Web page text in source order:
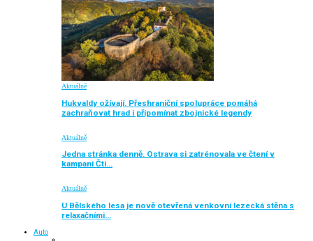
Aktuálně
Hukvaldy ožívají. Přeshraniční spolupráce pomáhá
zachraňovat hrad i připomínat zbojnické legendy
Aktuálně
Jedna stránka denně. Ostrava si zatrénovala ve čtení v
kampani Čti…
Aktuálně
U Bělského lesa je nově otevřená venkovní lezecká stěna s
relaxačními…
Auto